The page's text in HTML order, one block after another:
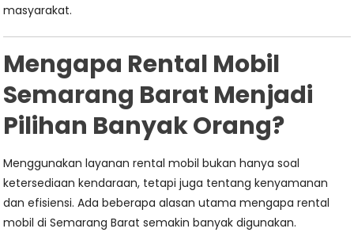
masyarakat.
Mengapa Rental Mobil
Semarang Barat Menjadi
Pilihan Banyak Orang?
Menggunakan layanan rental mobil bukan hanya soal
ketersediaan kendaraan, tetapi juga tentang kenyamanan
dan efisiensi. Ada beberapa alasan utama mengapa rental
mobil di Semarang Barat semakin banyak digunakan.